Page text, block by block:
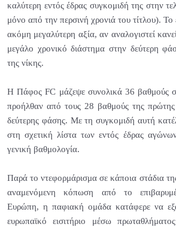
καλύτερη εντός έδρας συγκομιδή της στην
μόνο από την περσινή χρονιά του τίτλου).
ακόμη μεγαλύτερη αξία, αν αναλογιστεί
μεγάλο χρονικό διάστημα στην δεύτερη
της νίκης.
Η Πάφος FC μάζεψε συνολικά 36 βαθμούς
προήλθαν από τους 28 βαθμούς της
δεύτερης φάσης. Με τη συγκομιδή αυτή
στη σχετική λίστα των εντός έδρας
γενική βαθμολογία.
Παρά το ντεφορμάρισμα σε κάποια στάδια
αναμενόμενη κόπωση από το
Ευρώπη, η παφιακή ομάδα κατάφερε να
ευρωπαϊκό εισιτήριο μέσω